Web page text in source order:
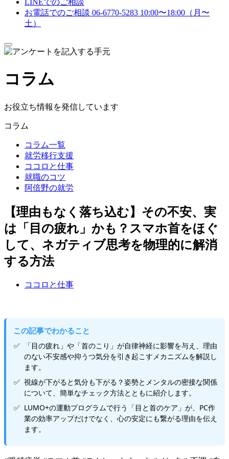
お電話でのご相談 06-6770-5283 10:00〜18:00（月〜
土）
メ
ニ
ー
を
閉
す
る
コラム
お役立ち情報を発信しています
コラム
コラム一覧
就労移行支援
ココロと仕事
就職のコツ
阿倍野の就労
【理由もなく落ち込む】その不安、実
は「目の疲れ」かも？スマホ首をほぐ
して、ネガティブ思考を物理的に解消
する方法
ココロと仕事
この記事でわかること
「目の疲れ」や「首のこり」が自律神経に影響を与え、理由
のない不安感や抑うつ気分を引き起こすメカニズムを解説し
ます。
視線が下がると気分も下がる？姿勢とメンタルの密接な関係
について、簡単なチェック方法とともに紹介します。
LUMO+の運動プログラムで行う「目と首のケア」が、PC作
業の効率アップだけでなく、心の安定にも繋がる理由を伝え
ます。